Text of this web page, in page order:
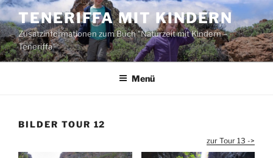
Zum
Inhalt
springen
TENERIFFA MIT KINDERN
Zusatzinformationen zum Buch "Naturzeit mit Kindern –
Teneriffa"
Menü
BILDER TOUR 12
zur Tour 13 ->